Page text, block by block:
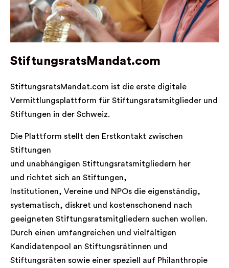
StiftungsratsMandat.com
StiftungsratsMandat.com ist die erste digitale
Vermittlungsplattform für Stiftungsratsmitglieder und
Stiftungen in der Schweiz.
Die Plattform stellt den Erstkontakt zwischen
Stiftungen
und unabhängigen Stiftungsratsmitgliedern her
und richtet sich an Stiftungen,
Institutionen, Vereine und NPOs die eigenständig,
systematisch, diskret und kostenschonend nach
geeigneten Stiftungsratsmitgliedern suchen wollen.
Durch einen umfangreichen und vielfältigen
Kandidatenpool an Stiftungsrätinnen und
Stiftungsräten sowie einer speziell auf Philanthropie